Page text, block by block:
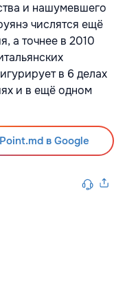
и нашумевшего
числятся ещё
а точнее в 2010
в 6 делах
и в ещё одном
в Google